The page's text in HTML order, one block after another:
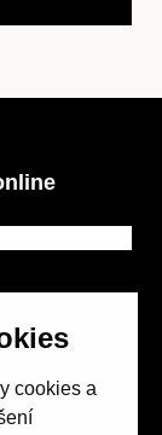
cookies a